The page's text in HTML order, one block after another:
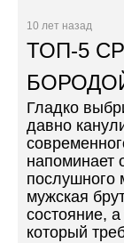
Д
Д
Ы
М
О
Р
О
З
Ы
И
10 лет назад
ТОП-5
Гладко
давно
напоминает
послушного
мужская
состояние,
который